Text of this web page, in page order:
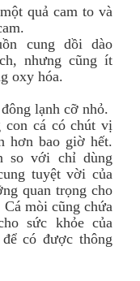
quả cam to và
cung dồi dào
nhưng cũng ít
oxy hóa.
lạnh cỡ nhỏ.
cá có chút vị
hơn bao giờ hết.
so với chỉ dùng
tuyệt vời của
quan trọng cho
mòi cũng chứa
sức khỏe của
có được thông